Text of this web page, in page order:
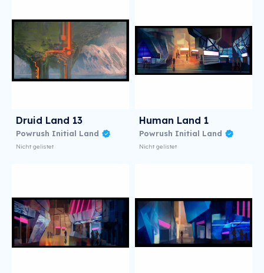
Druid Land 13
Powrush Initial Land
Nicht gelistet
Human Land 1
Powrush Initial Land
Nicht gelistet